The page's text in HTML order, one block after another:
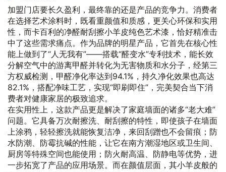
加盟门店要长久盈利，最终靠的还是产品的竞争力。消费者
在选择艺术涂料时，既看重颜值和质感，更关心环保和实用
性，而卡百利的净醛耐刮擦小羊皮纯色艺术漆，恰好精准击
中了这些需求痛点。作为品牌的明星产品，它首先在核心性
能上做到了“人无我有”——搭载“醛变水”专利技术，能长效
分解空气中的游离甲醛并转化为无害物质和水分子，经第三
方权威检测，甲醛净化率达到94.1%，持久净化效果也高达
82.1%，搭配净味工艺，实现“即刷即住”，完美契合当下消
费者对健康家居的极致追求。
在实用性上，这款产品更是解决了家庭墙面的诸多“老大难”
问题。它具备万次耐擦洗、耐刮擦的特性，即使孩子在墙面
上涂鸦，轻轻擦洗就能恢复洁净，来回刮蹭也不会留痕；防
水防潮、防霉抗碱的性能，让它在南方潮湿地区或卫生间、
厨房等特殊空间也能使用；防火耐高温、防静电等优势，进
一步拓宽了产品的应用场景。而在颜值层面，其小羊皮般的